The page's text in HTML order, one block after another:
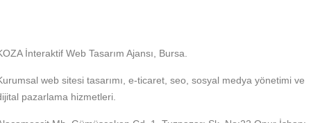
İnteraktif Web Tasarım Ajansı, Bursa.
web sitesi tasarımı, e-ticaret, seo, sosyal medya yönetimi ve
pazarlama hizmetleri.